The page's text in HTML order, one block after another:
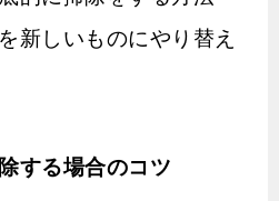
新しいものにやり替え
する場合のコツ